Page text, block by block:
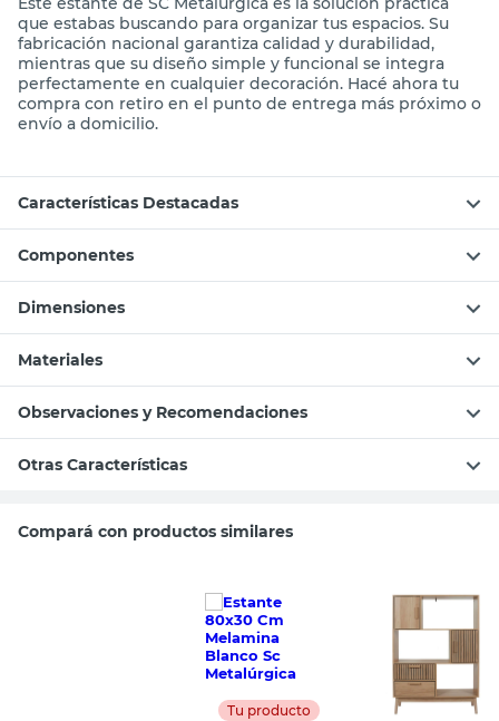
Este estante de SC Metalúrgica es la solución práctica
que estabas buscando para organizar tus espacios. Su
fabricación nacional garantiza calidad y durabilidad,
mientras que su diseño simple y funcional se integra
perfectamente en cualquier decoración. Hacé ahora tu
compra con retiro en el punto de entrega más próximo o
Características Destacadas
Componentes
Dimensiones
Materiales
Observaciones y Recomendaciones